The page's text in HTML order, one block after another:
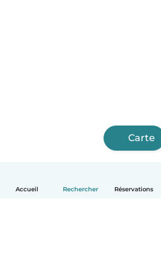
Accueil Rechercher Réservations
Carte